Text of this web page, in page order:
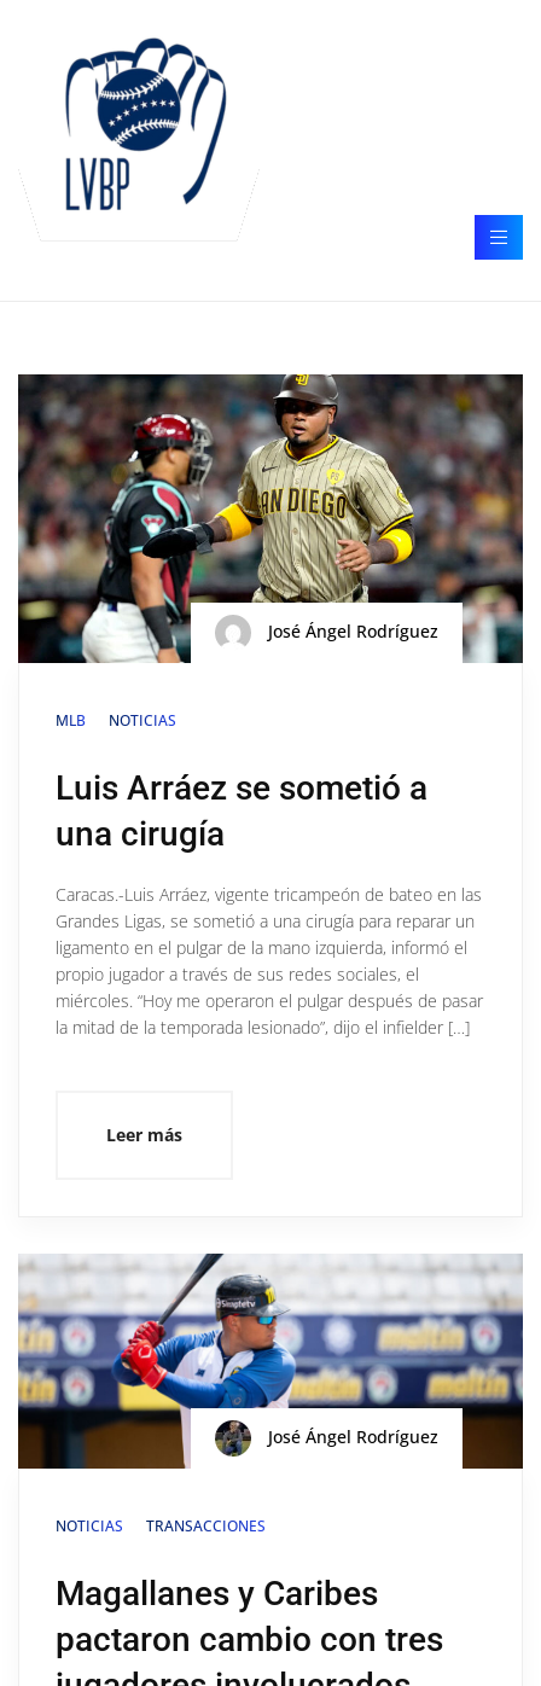
José Ángel Rodríguez
MLB NOTICIAS
Luis Arráez se sometió a
una cirugía
Caracas.-Luis Arráez, vigente tricampeón de bateo en las
Grandes Ligas, se sometió a una cirugía para reparar un
ligamento en el pulgar de la mano izquierda, informó el
propio jugador a través de sus redes sociales, el
miércoles. “Hoy me operaron el pulgar después de pasar
la mitad de la temporada lesionado”, dijo el infielder […]
Leer más
José Ángel Rodríguez
NOTICIAS TRANSACCIONES
Magallanes y Caribes
pactaron cambio con tres